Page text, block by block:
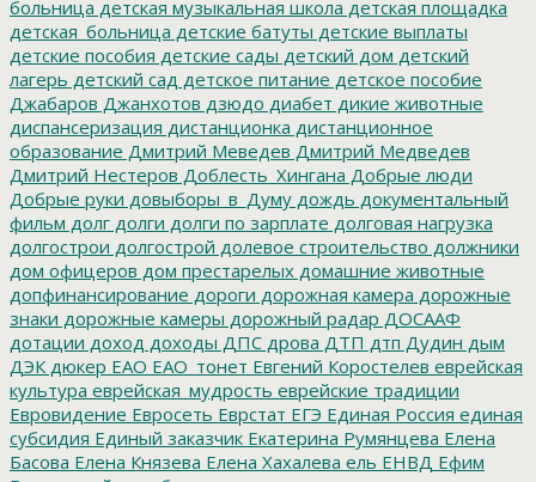
больница детская музыкальная школа детская площадка
детская_больница детские батуты детские выплаты
детские пособия детские сады детский дом детский
лагерь детский сад детское питание детское пособие
Джабаров Джанхотов дзюдо диабет дикие животные
диспансеризация дистанционка дистанционное
образование Дмитрий Меведев Дмитрий Медведев
Дмитрий Нестеров Доблесть_Хингана Добрые люди
Добрые руки довыборы_в_Думу дождь документальный
фильм долг долги долги по зарплате долговая нагрузка
долгострои долгострой долевое строительство должники
дом офицеров дом престарелых домашние животные
допфинансирование дороги дорожная камера дорожные
знаки дорожные камеры дорожный радар ДОСААФ
дотации доход доходы ДПС дрова ДТП дтп Дудин дым
ДЭК дюкер ЕАО ЕАО_тонет Евгений Коростелев еврейская
культура еврейская_мудрость еврейские традиции
Евровидение Евросеть Еврстат ЕГЭ Единая Россия единая
субсидия Единый заказчик Екатерина Румянцева Елена
Басова Елена Князева Елена Хахалева ель ЕНВД Ефим